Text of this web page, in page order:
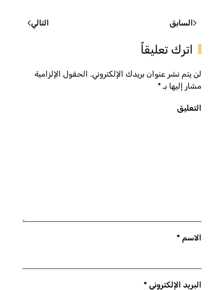
السابق التالي
اترك تعليقاً
لن يتم نشر عنوان بريدك الإلكتروني. الحقول الإلزامية
مشار إليها بـ*
التعليق
الاسم *
البريد الإلكتروني *